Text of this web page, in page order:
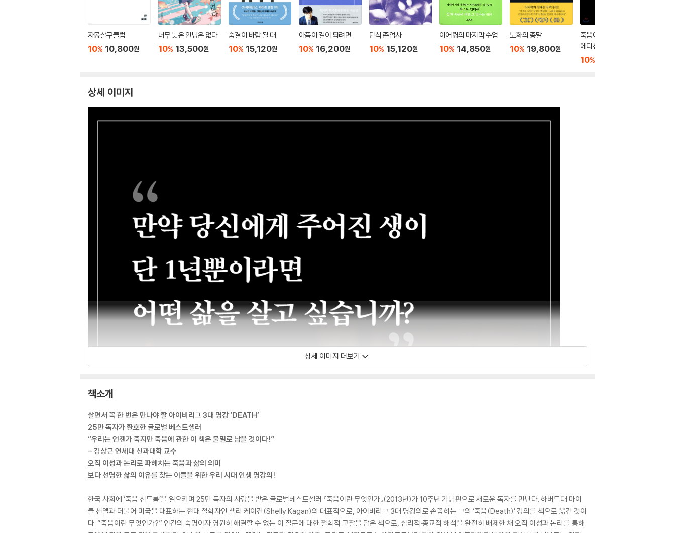
자몽살구클럽
10% 10,800원
너무 늦은 안녕은 없다
10% 13,500원
숨결이 바람 될 때
10% 15,120원
아픔이 길이 되려면
10% 16,200원
단식 존엄사
10% 15,120원
이어령의 마지막 수업
10% 14,850원
노화의 종말
10% 19,800원
죽음에 관하여 스페셜
에디션 2
10%
상세 이미지
상세 이미지 더보기
책소개
살면서 꼭 한 번은 만나야 할 아이비리그 3대 명강 ‘DEATH’
25만 독자가 환호한 글로벌 베스트셀러
“우리는 언젠가 죽지만 죽음에 관한 이 책은 불멸로 남을 것이다!”
- 김상근 연세대 신과대학 교수
오직 이성과 논리로 파헤치는 죽음과 삶의 의미
보다 선명한 삶의 이유를 찾는 이들을 위한 우리 시대 인생 명강의!
한국 사회에 ‘죽음 신드롬’을 일으키며 25만 독자의 사랑을 받은 글로벌베스트셀러 『죽음이란 무엇인가』(2013년)가 10주년 기념판으로 새로운 독자를 만난다. 하버드대 마이
클 샌델과 더불어 미국을 대표하는 현대 철학자인 셸리 케이건(Shelly Kagan)의 대표작으로, 아이비리그 3대 명강의로 손꼽히는 그의 ‘죽음(Death)’ 강의를 책으로 옮긴 것이
다. “죽음이란 무엇인가?” 인간의 숙명이자 영원히 해결할 수 없는 이 질문에 대한 철학적 고찰을 담은 책으로, 심리적·종교적 해석을 완전히 배제한 채 오직 이성과 논리를 통해